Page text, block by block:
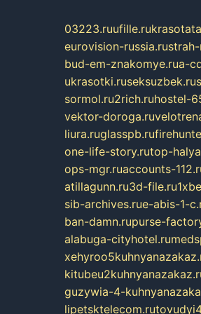
03223.ruufille.ru
eurovision-russia.ru
bud-em-znakomye.rua-
ukrasotki.ruseksuzbek.ru
sormol.ru2rich.ruhostel-
vektor-doroga.ru
liura.ruglasspb.ru
one-life-story.rutop-
ops-mgr.ruaccounts-
atillagunn.ru3d-file.ru
sib-archives.rue-abis-1-
ban-damn.rupurse-
alabuga-cityhotel.ru
guzywia-4-
lipetsktelecom.ru